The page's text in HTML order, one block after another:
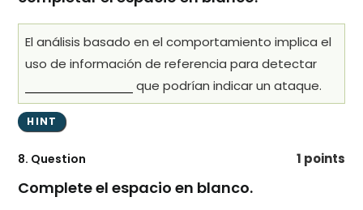
El análisis basado en el comportamiento implica el
uso de información de referencia para detectar
que podrían indicar un ataque.
8. Question 1 points
Complete el espacio en blanco.